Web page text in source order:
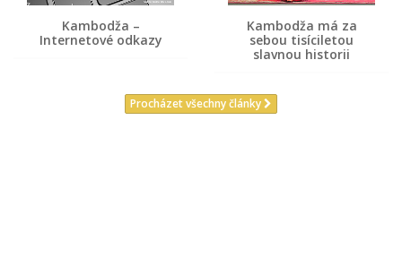
Kambodža –
Internetové odkazy
Kambodža má za
sebou tisíciletou
slavnou historii
Procházet všechny články